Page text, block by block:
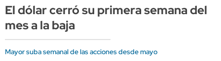
El dólar cerró su primera semana del
mes a la baja
Mayor suba semanal de las acciones desde mayo